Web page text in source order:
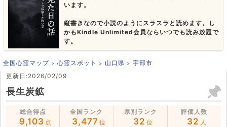
います。
縦書きなので小説のようにスラスラと読めます。し
かもKindle Unlimited会員ならいつでも読み放題で
す。
全国心霊マップ 心霊スポット 山口県
宇部市
更新日:2026/02/09
長生炭鉱
総合得点
9,103 点
全国ランク
3,477 位
県別ランク
32 位
評価人数
32 人